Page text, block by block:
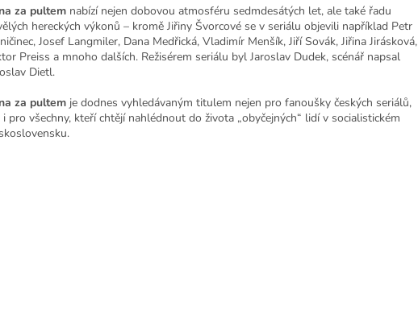
za pultem nabízí nejen dobovou atmosféru sedmdesátých let, ale také řadu
hereckých výkonů – kromě Jiřiny Švorcové se v seriálu objevili například Petr
Josef Langmiler, Dana Medřická, Vladimír Menšík, Jiří Sovák, Jiřina Jirásková,
Preiss a mnoho dalších. Režisérem seriálu byl Jaroslav Dudek, scénář napsal
Dietl.
za pultem je dodnes vyhledávaným titulem nejen pro fanoušky českých seriálů,
i pro všechny, kteří chtějí nahlédnout do života „obyčejných“ lidí v socialistickém